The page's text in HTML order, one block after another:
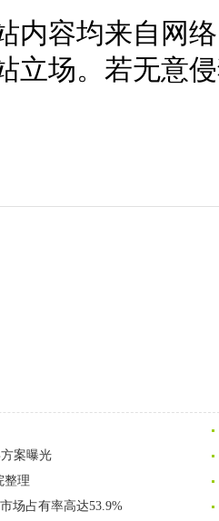
内容均来自网
立场。若无意
案曝光
整理
场占有率高达53.9%